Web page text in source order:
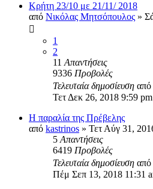
Κρήτη 23/10 με 21/11/ 2018
από Νικόλας Μητσόπουλος »
1
2
11 Απαντήσεις
9336 Προβολές
Τελευταία δημοσίευση από
Τετ Δεκ 26, 2018 9:59 pm
Η παραλία της Πρέβελης
από kastrinos » Τετ Αύγ 31,
5 Απαντήσεις
6419 Προβολές
Τελευταία δημοσίευση από
Πέμ Σεπ 13, 2018 11:31